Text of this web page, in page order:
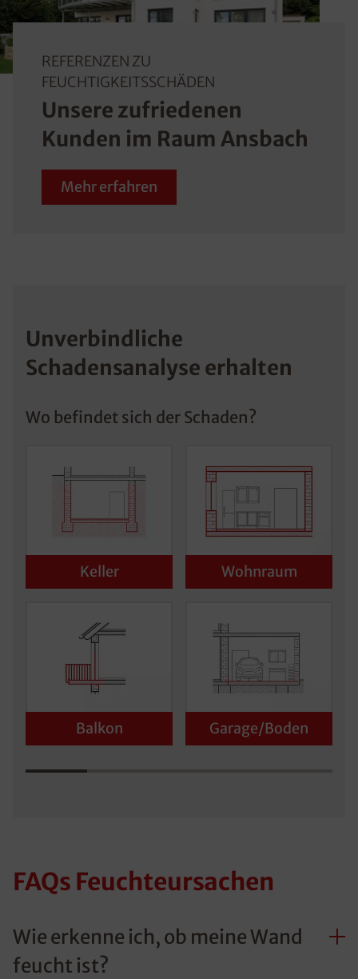
REFERENZEN ZU
FEUCHTIGKEITSSCHÄDEN
Unsere zufriedenen
Kunden im Raum Ansbach
Mehr erfahren
Unverbindliche
Schadensanalyse erhalten
Wo befindet sich der Schaden?
Keller Wohnraum
Balkon Garage/Boden
FAQs Feuchteursachen
Wie erkenne ich, ob meine Wand
feucht ist?